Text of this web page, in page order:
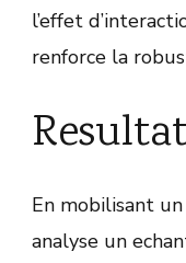
l’effet
renforce la
En mobilisant
analyse un